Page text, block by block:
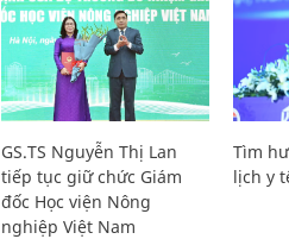
GS.TS Nguyễn Thị Lan
tiếp tục giữ chức Giám
đốc Học viện Nông
nghiệp Việt Nam
Tìm
lịch y